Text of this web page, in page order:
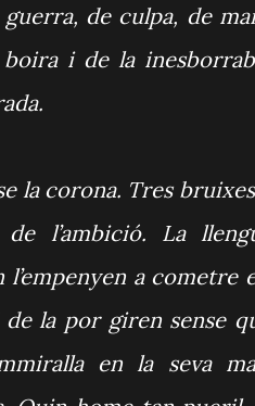
de culpa, de
i de la
la corona. Tres
l’ambició. La
a cometre
la por giren sense
en la seva